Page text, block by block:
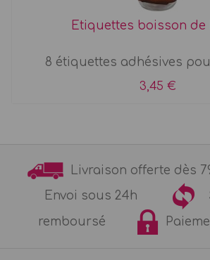
Etiquettes boisson de
8 étiquettes adhésives
3,45 €
Livraison offerte
Envoi sous 24h
remboursé